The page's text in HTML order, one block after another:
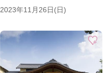
2023年11月26日(日)